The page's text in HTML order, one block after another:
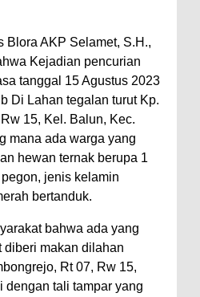
Blora AKP Selamet, S.H.,
Kejadian pencurian
tanggal 15 Agustus 2023
Di Lahan tegalan turut Kp.
15, Kel. Balun, Kec.
mana ada warga yang
hewan ternak berupa 1
jenis kelamin
bertanduk.
bahwa ada yang
diberi makan dilahan
Rt 07, Rw 15,
dengan tali tampar yang